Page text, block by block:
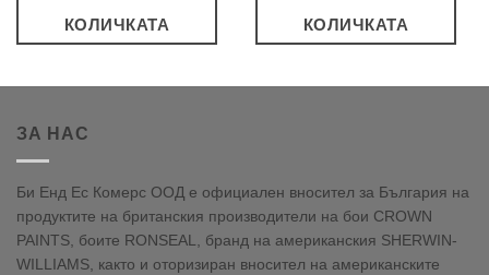
КОЛИЧКАТА
КОЛИЧКАТА
ЗА НАС
Би Енд Ес Комерс ООД е официален вносител за България на
продуктите на британския производители на бои CROWN
PAINTS, боите RONSEAL, бранд на американския SHERWIN-
WILLIAMS, както и оторизиран вносител на американските